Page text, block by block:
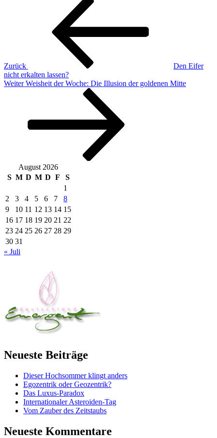
Zurück
Den Eifer
nicht erkalten lassen?
Nächster
Weiter Weisheit der Woche: Die Illusion der goldenen Mitte
August 2026
S M D M D F
S
1
2
3 4 5 6 7
8
9
10 11 12 13 14 15
16 17 18 19 20 21 22
23 24 25 26 27 28 29
30 31
« Juli
Neueste Beiträge
Dieser Hochsommer klingt anders
Egozentrik oder Geozentrik?
Das Luxus-Paradox
Internationaler Asteroiden-Tag
Vom Zauber des Zeitstaubs
Neueste Kommentare